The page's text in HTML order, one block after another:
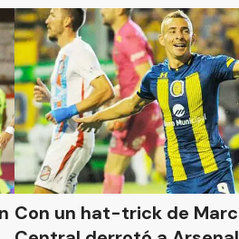
Con un hat-trick de Marco Ruben,